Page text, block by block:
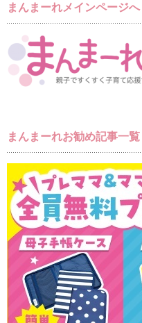
まんまーれメインページへ
まんまーれお勧め記事一覧